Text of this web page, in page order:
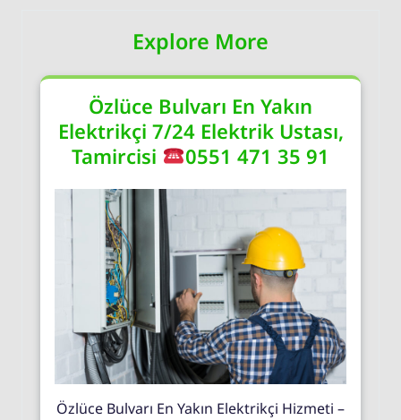
Explore More
Özlüce Bulvarı En Yakın
Elektrikçi 7/24 Elektrik Ustası,
Tamircisi
0551 471 35 91
Özlüce Bulvarı En Yakın Elektrikçi Hizmeti –